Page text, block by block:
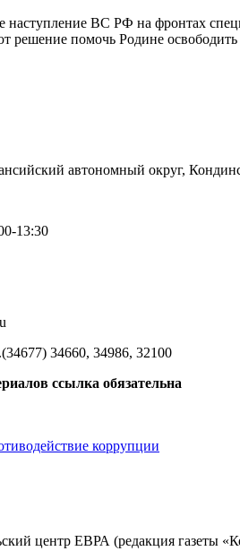
наступление ВС РФ на фронтах
помочь Родине освободить
автономный округ,
13:30
34660, 34986, 32100
ссылка обязательна
коррупции
центр ЕВРА (редакция газеты